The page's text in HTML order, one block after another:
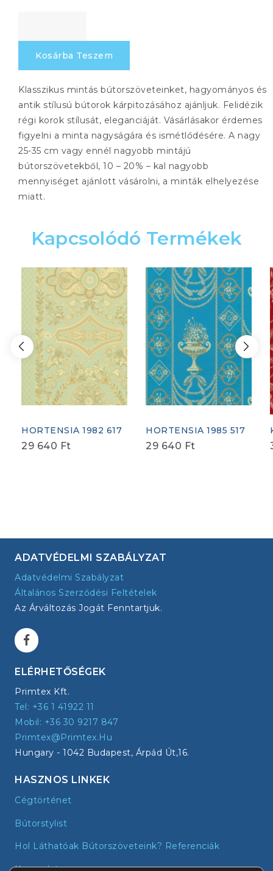
Kosárba Teszem
Klasszikus mintás bútorszöveteinket, hagyományos és
antik stílusú bútorok kárpitozásához ajánljuk. Felidézik
régi korok stílusát, eleganciáját. Vásárlásakor érdemes
figyelni a minta nagyságára és ismétlődésére. A nagy
25-35 cm vagy ennél nagyobb mintájú
bútorszövetekből, 10 – 20% – kal nagyobb
mennyiséget ajánlott vásárolni, a minták elhelyezése
miatt.
Kapcsolódó Termékek
HORTENSIA 1982 617
29 640 Ft
HORTENSIA 1985 517
29 640 Ft
ADATVÉDELMI SZABÁLYZAT
Adatvédelmi Szabályzat
Általános Szerződési Feltételek
Az Árváltozás Jogát Fenntartjuk.
ELÉRHETŐSÉGEK
Primtex Kft.
Tel: +36 1 41922 11
Mobil: +36 30 9217 847
Primtex@primtex.hu
Hungary - 1042 Budapest, Árpád Út,16.
HASZNOS LINKEK
Cégtörténet
Bútorstylist
Hol Láthatóak Bútorszöveteink? Referenciák